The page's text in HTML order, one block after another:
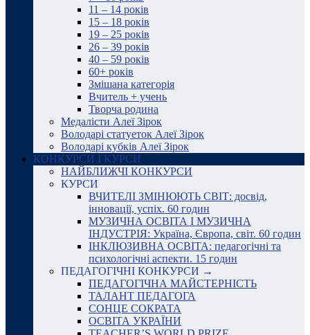
11 – 14 років
15 – 18 років
19 – 25 років
26 – 39 років
40 – 59 років
60+ років
Змішана категорія
Вчитель + учень
Творча родина
Медалісти Алеї Зірок
Володарі статуеток Алеї Зірок
Володарі кубків Алеї Зірок
КОНКУРСИ І КУРСИ
НАЙБЛИЖЧІ КОНКУРСИ
КУРСИ
ВЧИТЕЛІ ЗМІНЮЮТЬ СВІТ: досвід,
інновації, успіх. 60 годин
МУЗИЧНА ОСВІТА І МУЗИЧНА
ІНДУСТРІЯ: Україна, Європа, світ. 60 годин
ІНКЛЮЗИВНА ОСВІТА: педагогічні та
психологічні аспекти. 15 годин
ПЕДАГОГІЧНІ КОНКУРСИ →
ПЕДАГОГІЧНА МАЙСТЕРНІСТЬ
ТАЛАНТ ПЕДАГОГА
СОНЦЕ СОКРАТА
ОСВІТА УКРАЇНИ